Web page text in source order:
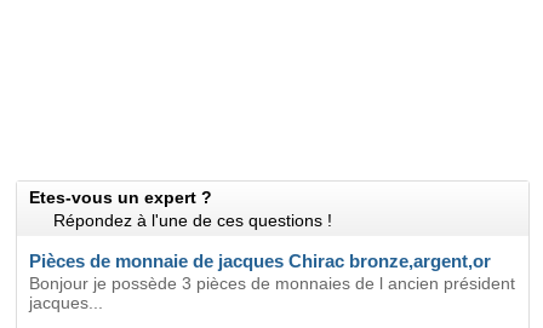
Etes-vous un expert ?
Répondez à l'une de ces questions !
Pièces de monnaie de jacques Chirac bronze,argent,or
Bonjour je possède 3 pièces de monnaies de l ancien président
jacques...